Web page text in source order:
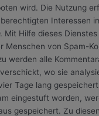
wird. Die Nutzung
Interessen
Mit Hilfe dieses
Menschen von Spam-
werden alle
wo sie
Tage lang
eingestuft worden,
gespeichert. Zu